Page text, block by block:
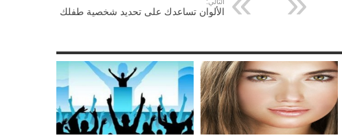
الألوان تساعدك على تحديد شخصية طفلك